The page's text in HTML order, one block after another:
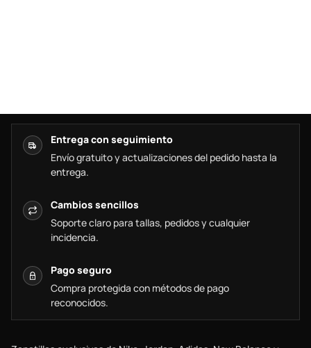
Entrega con seguimiento
Envío gratuito y actualizaciones del pedido hasta la
entrega.
Cambios sencillos
Soporte claro para tallas, pedidos y cualquier
incidencia.
Pago seguro
Compra protegida con métodos de pago
reconocidos.